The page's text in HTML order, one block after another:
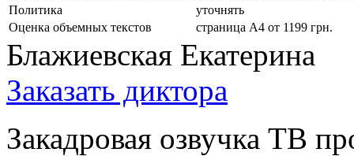
Политика
уточнять
Оценка объемных текстов
страница А4 от 1199 грн.
Блажиевская Екатерина
Заказать диктора
Закадровая озвучка ТВ